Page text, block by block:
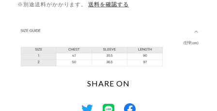
※別途送料がかかります。 送料を確認する
SHARE ON